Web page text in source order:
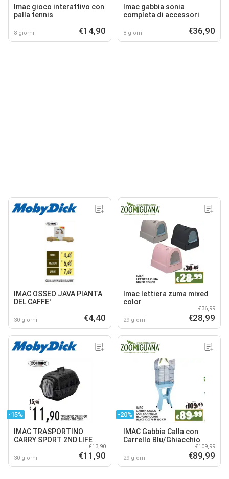
Imac gioco interattivo con
palla tennis
8 giorni €14,90
Imac gabbia sonia
completa di accessori
8 giorni €36,90
IMAC OSSEO JAVA PIANTA
DEL CAFFE'
30 giorni €4,40
Imac lettiera zuma mixed
color
29 giorni
€36,99
€28,99
-15%
IMAC TRASPORTINO
CARRY SPORT 2ND LIFE
30 giorni
€13,90
€11,90
-20%
IMAC Gabbia Calla con
Carrello Blu/Ghiacchio
29 giorni
€109,99
€89,99